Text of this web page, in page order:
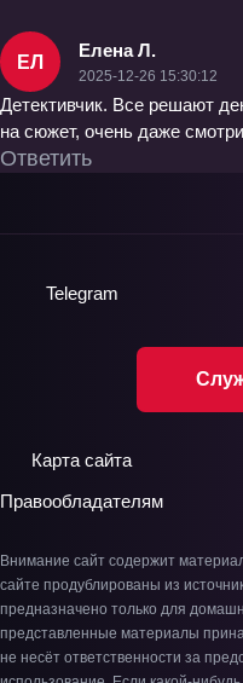
ЕЛ
Елена Л.
2025-12-26 15:30:12
Детективчик. Все решают
на сюжет, очень даже
Ответить
Telegram
Карта сайта
Правообладателям
Внимание сайт содержит
сайте продублированы из
предназначено только для
представленные материалы
не несёт ответственности за